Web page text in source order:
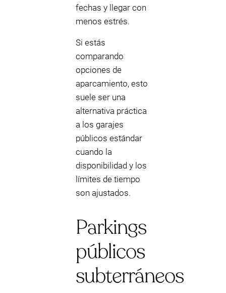
fechas y llegar con
menos estrés.
Si estás
comparando
opciones de
aparcamiento, esto
suele ser una
alternativa práctica
a los garajes
públicos estándar
cuando la
disponibilidad y los
límites de tiempo
son ajustados.
Parkings
públicos
subterráneos